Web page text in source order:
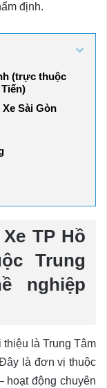
định.
(trực thuộc
Sài Gòn
TP Hồ
Trung
nghiệp
là Trung Tâm
là đơn vị thuộc
hoạt động chuyên